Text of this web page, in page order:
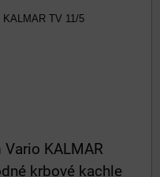
TV 11/5
KALMAR
krbové kachle